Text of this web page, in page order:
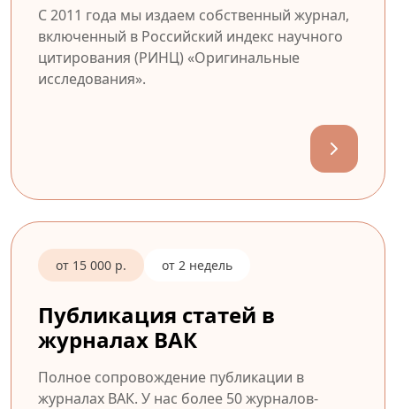
С 2011 года мы издаем собственный журнал,
включенный в Российский индекс научного
цитирования (РИНЦ) «Оригинальные
исследования».
от 15 000 р. от 2 недель
Публикация статей в
журналах ВАК
Полное сопровождение публикации в
журналах ВАК. У нас более 50 журналов-